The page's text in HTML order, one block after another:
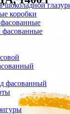
шоколадной
коробки
фасованный